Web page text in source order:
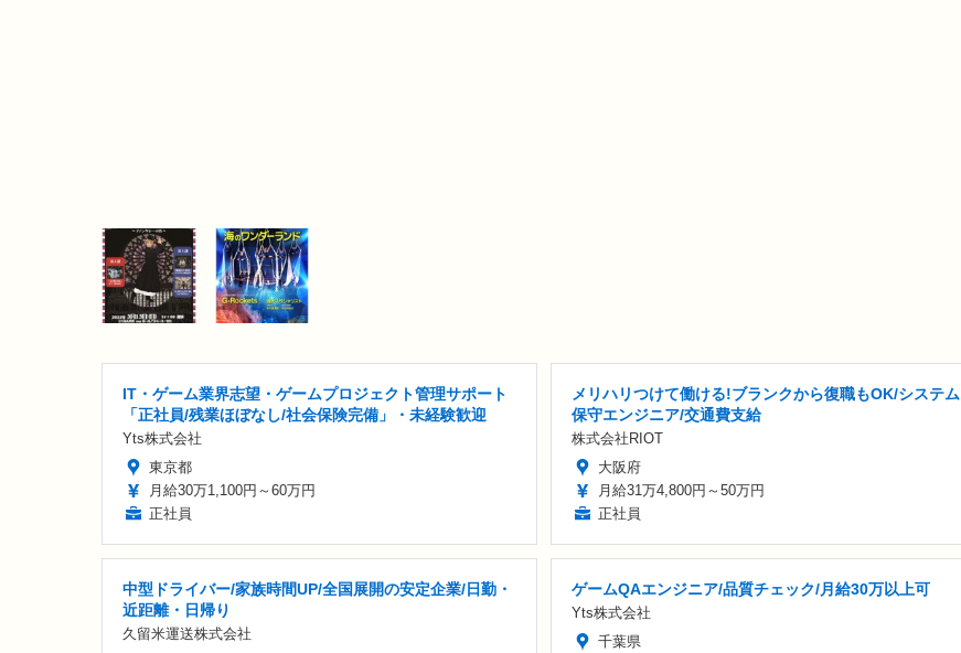
IT・ゲーム業界志望・ゲームプロジェクト管理サポート
「正社員/残業ほぼなし/社会保険完備」・未経験歓迎
Yts株式会社
東京都
月給30万1,100円～60万円
正社員
メリハリつけて働ける!ブランクから復職もOK/システム
保守エンジニア/交通費支給
株式会社RIOT
大阪府
月給31万4,800円～50万円
正社員
中型ドライバー/家族時間UP/全国展開の安定企業/日勤・
近距離・日帰り
久留米運送株式会社
ゲームQAエンジニア/品質チェック/月給30万以上可
Yts株式会社
千葉県